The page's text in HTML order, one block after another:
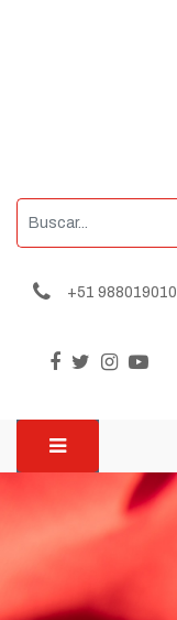
+51 988019010